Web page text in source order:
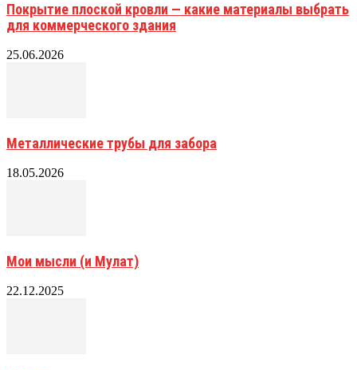
Покрытие плоской кровли — какие материалы выбрать
для коммерческого здания
25.06.2026
Металлические трубы для забора
18.05.2026
Мои мысли (и Мулат)
22.12.2025